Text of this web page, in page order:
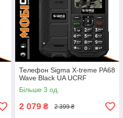
Телефон Sigma X-treme PA68
Wave Black UA UCRF
Більше 3 од.
2 079 ₴ 2 399 ₴